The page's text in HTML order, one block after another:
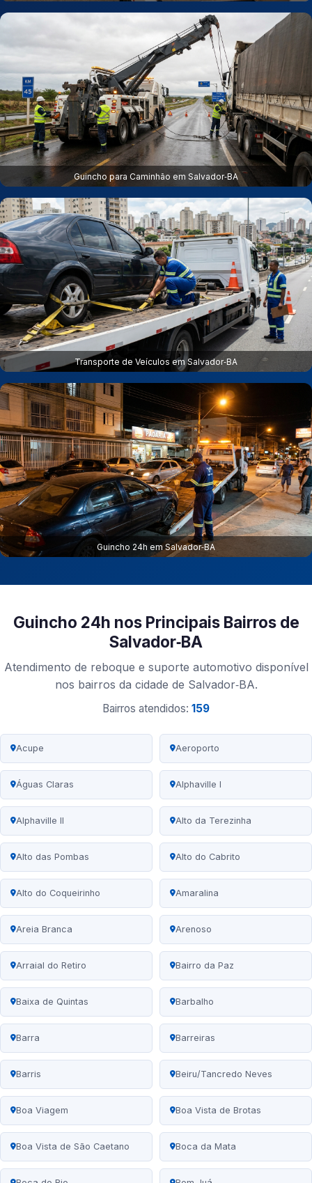
Guincho para Caminhão em Salvador‑BA
Transporte de Veículos em Salvador‑BA
Guincho 24h em Salvador‑BA
Guincho 24h nos Principais Bairros de
Salvador‑BA
Atendimento de reboque e suporte automotivo disponível
nos bairros da cidade de Salvador‑BA.
Bairros atendidos: 159
Acupe Aeroporto
Águas Claras Alphaville I
Alphaville II Alto da Terezinha
Alto das Pombas Alto do Cabrito
Alto do Coqueirinho Amaralina
Areia Branca Arenoso
Arraial do Retiro Bairro da Paz
Baixa de Quintas Barbalho
Barra Barreiras
Barris Beiru/Tancredo Neves
Boa Viagem Boa Vista de Brotas
Boa Vista de São Caetano Boca da Mata